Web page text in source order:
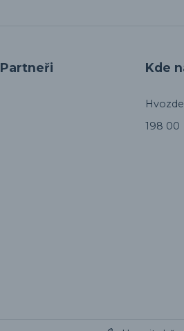
Partneři Kde
198 00